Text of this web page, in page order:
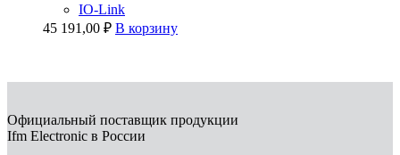
IO-Link
45 191,00 ₽ В корзину
Официальный поставщик продукции
Ifm Electronic в России